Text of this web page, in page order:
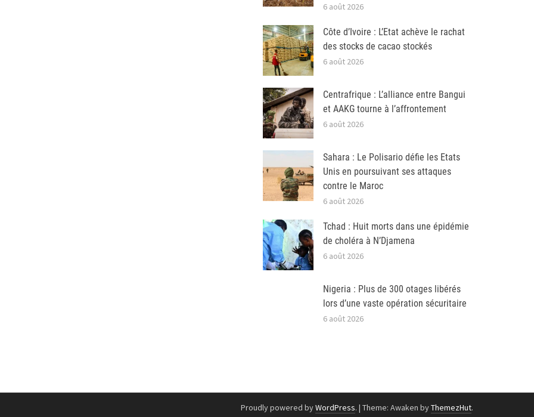
6 août 2026
Côte d’Ivoire : L’Etat achève le rachat
des stocks de cacao stockés
6 août 2026
Centrafrique : L’alliance entre Bangui
et AAKG tourne à l’affrontement
6 août 2026
Sahara : Le Polisario défie les Etats
Unis en poursuivant ses attaques
contre le Maroc
6 août 2026
Tchad : Huit morts dans une épidémie
de choléra à N’Djamena
6 août 2026
Nigeria : Plus de 300 otages libérés
lors d’une vaste opération sécuritaire
6 août 2026
Proudly powered byWordPress. | Theme: Awaken byThemezHut.